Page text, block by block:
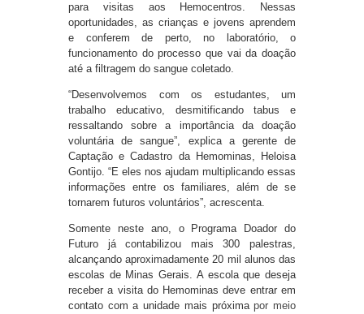
para visitas aos Hemocentros. Nessas
oportunidades, as crianças e jovens aprendem
e conferem de perto, no laboratório, o
funcionamento do processo que vai da doação
até a filtragem do sangue coletado.
“Desenvolvemos com os estudantes, um
trabalho educativo, desmitificando tabus e
ressaltando sobre a importância da doação
voluntária de sangue”, explica a gerente de
Captação e Cadastro da Hemominas, Heloisa
Gontijo. “E eles nos ajudam multiplicando essas
informações entre os familiares, além de se
tornarem futuros voluntários”, acrescenta.
Somente neste ano, o Programa Doador do
Futuro já contabilizou mais 300 palestras,
alcançando aproximadamente 20 mil alunos das
escolas de Minas Gerais. A escola que deseja
receber a visita do Hemominas deve entrar em
contato com a unidade mais próximapor meio